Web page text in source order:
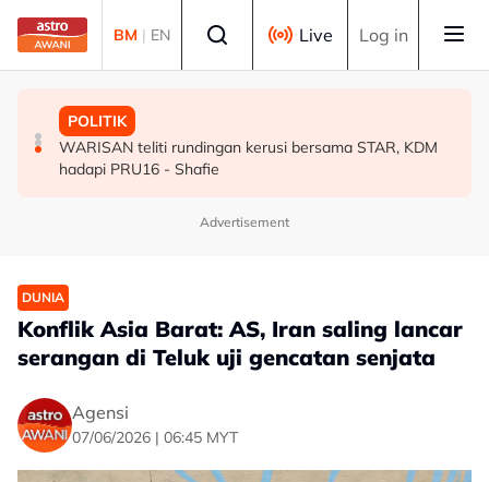
Skip to main content
BM | EN Live Log in
MALAYSIA
Peranan bapa dalam kalangan anggota ATM perlu terus
diperkasa - Dr Wan Azizah
MALAYSIA
Akar reput, rongga pada pangkal punca pokok tumbang
- MBPP
POLITIK
WARISAN teliti rundingan kerusi bersama STAR, KDM
hadapi PRU16 - Shafie
Advertisement
DUNIA
Konflik Asia Barat: AS, Iran saling lancar
serangan di Teluk uji gencatan senjata
Agensi
07/06/2026 | 06:45 MYT